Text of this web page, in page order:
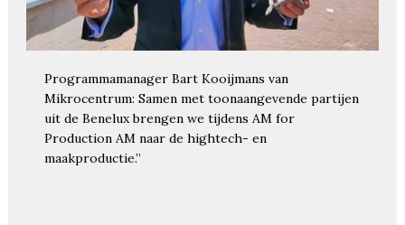
Programmamanager Bart Kooijmans van
Mikrocentrum: Samen met toonaangevende partijen
uit de Benelux brengen we tijdens AM for
Production AM naar de hightech- en
maakproductie.”